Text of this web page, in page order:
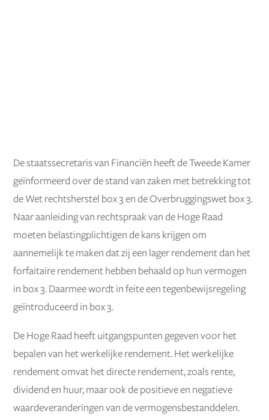
De staatssecretaris van Financiën heeft de Tweede Kamer
geïnformeerd over de stand van zaken met betrekking tot
de Wet rechtsherstel box 3 en de Overbruggingswet box 3.
Naar aanleiding van rechtspraak van de Hoge Raad
moeten belastingplichtigen de kans krijgen om
aannemelijk te maken dat zij een lager rendement dan het
forfaitaire rendement hebben behaald op hun vermogen
in box 3. Daarmee wordt in feite een tegenbewijsregeling
geïntroduceerd in box 3.
De Hoge Raad heeft uitgangspunten gegeven voor het
bepalen van het werkelijke rendement. Het werkelijke
rendement omvat het directe rendement, zoals rente,
dividend en huur, maar ook de positieve en negatieve
waardeveranderingen van de vermogensbestanddelen.